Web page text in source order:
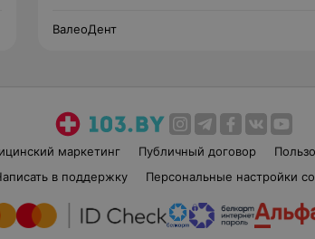
ВалеоДент
маркетинг Публичный договор
в поддержку Персональные настройки